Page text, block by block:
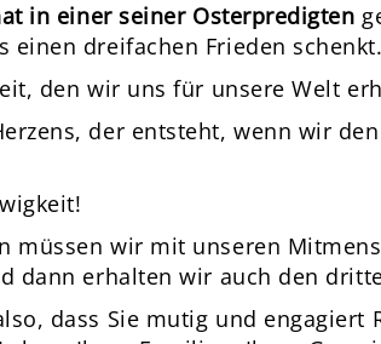
in einer seiner Osterpredigten
einen dreifachen Frieden schenkt.
den wir uns für unsere Welt
der entsteht, wenn wir
müssen wir mit unseren
dann erhalten wir auch den
dass Sie mutig und engagiert